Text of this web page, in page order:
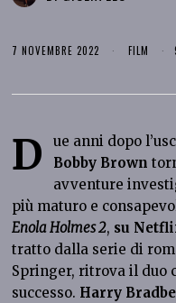
7 NOVEMBRE 2022 FILM
D ue anni dopo
Bobby Brown
avventure
più maturo e
Enola Holmes 2, su
tratto dalla serie di
Springer, ritrova il duo
successo. Harry